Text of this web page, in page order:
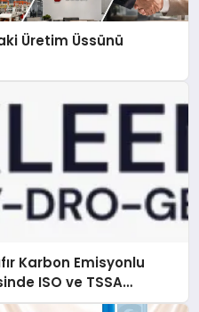
Üretim Üssünü
Karbon Emisyonlu
ISO ve TSSA